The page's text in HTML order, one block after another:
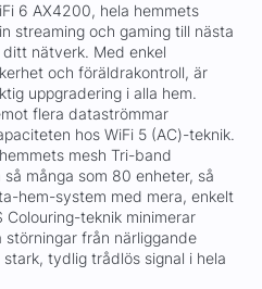
6 AX4200, hela hemmets
streaming och gaming till nästa
nätverk. Med enkel
och föräldrakontroll, är
uppgradering i alla hem.
flera dataströmmar
hos WiFi 5 (AC)-teknik.
mesh Tri-band
många som 80 enheter, så
hem-system med mera, enkelt
Colouring-teknik minimerar
från närliggande
tydlig trådlös signal i hela